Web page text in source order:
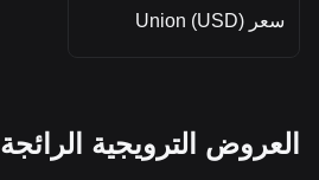
سعر Union (USD)
العروض الترويجية الرائجة